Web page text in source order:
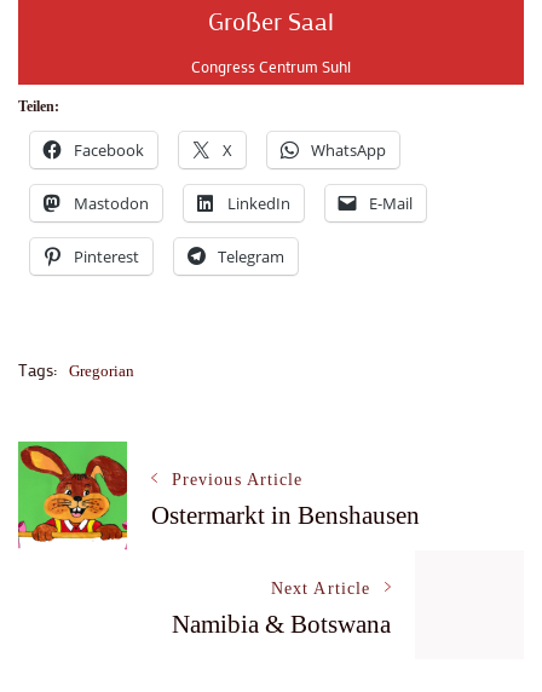
Großer Saal
Congress Centrum Suhl
Teilen:
Facebook X WhatsApp
Mastodon LinkedIn E-Mail
Pinterest Telegram
Tags: Gregorian
Post
Navigation
Previous Article
Ostermarkt in Benshausen
Next Article
Namibia & Botswana